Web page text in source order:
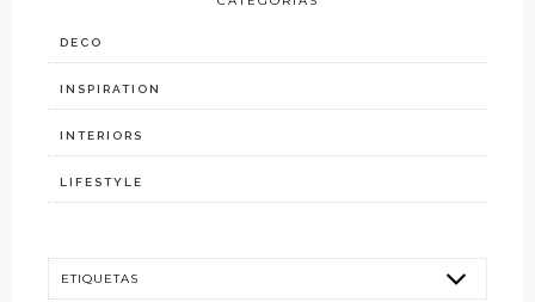
DECO
INSPIRATION
INTERIORS
LIFESTYLE